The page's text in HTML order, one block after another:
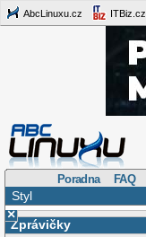
AbcLinuxu.cz ITBiz.cz
Poradna FAQ
Styl
×
Zprávičky